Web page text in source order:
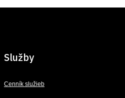
Služby
Cenník služieb